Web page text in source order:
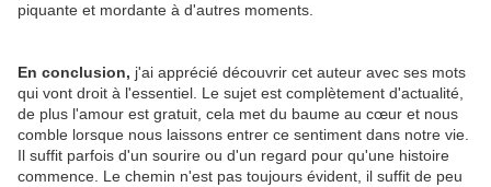
piquante et mordante à d'autres moments.
En conclusion, j'ai apprécié découvrir cet auteur avec ses mots
qui vont droit à l'essentiel. Le sujet est complètement d'actualité,
de plus l'amour est gratuit, cela met du baume au cœur et nous
comble lorsque nous laissons entrer ce sentiment dans notre vie.
Il suffit parfois d'un sourire ou d'un regard pour qu'une histoire
commence. Le chemin n'est pas toujours évident, il suffit de peu